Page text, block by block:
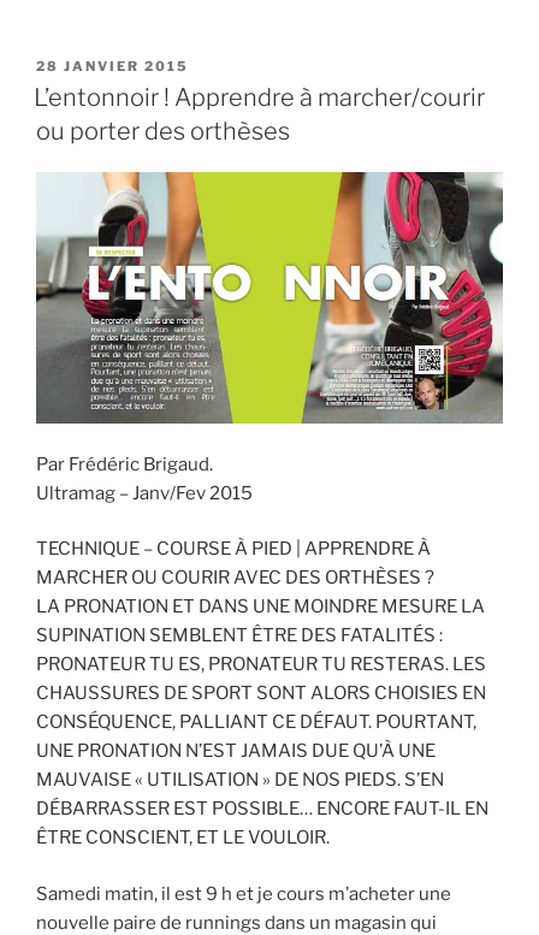
c
e
b
o
o
k
st
o
d
o
n
ai
l
g
er
PUBLIÉ
LE
28 JANVIER 2015
L’entonnoir ! Apprendre à marcher/courir
ou porter des orthèses
Par Frédéric Brigaud.
Ultramag – Janv/Fev 2015
TECHNIQUE – COURSE À PIED | APPRENDRE À
MARCHER OU COURIR AVEC DES ORTHÈSES ?
LA PRONATION ET DANS UNE MOINDRE MESURE LA
SUPINATION SEMBLENT ÊTRE DES FATALITÉS :
PRONATEUR TU ES, PRONATEUR TU RESTERAS. LES
CHAUSSURES DE SPORT SONT ALORS CHOISIES EN
CONSÉQUENCE, PALLIANT CE DÉFAUT. POURTANT,
UNE PRONATION N’EST JAMAIS DUE QU’À UNE
MAUVAISE « UTILISATION » DE NOS PIEDS. S’EN
DÉBARRASSER EST POSSIBLE… ENCORE FAUT-IL EN
ÊTRE CONSCIENT, ET LE VOULOIR.
Samedi matin, il est 9 h et je cours m’acheter une
nouvelle paire de runnings dans un magasin qui